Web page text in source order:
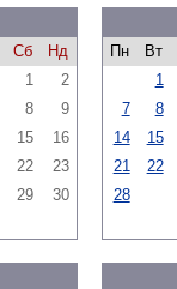
Сб
Нд
1
2
8
9
15
16
22
23
29
30
Пн
Вт
1
7
8
14
15
21
22
28